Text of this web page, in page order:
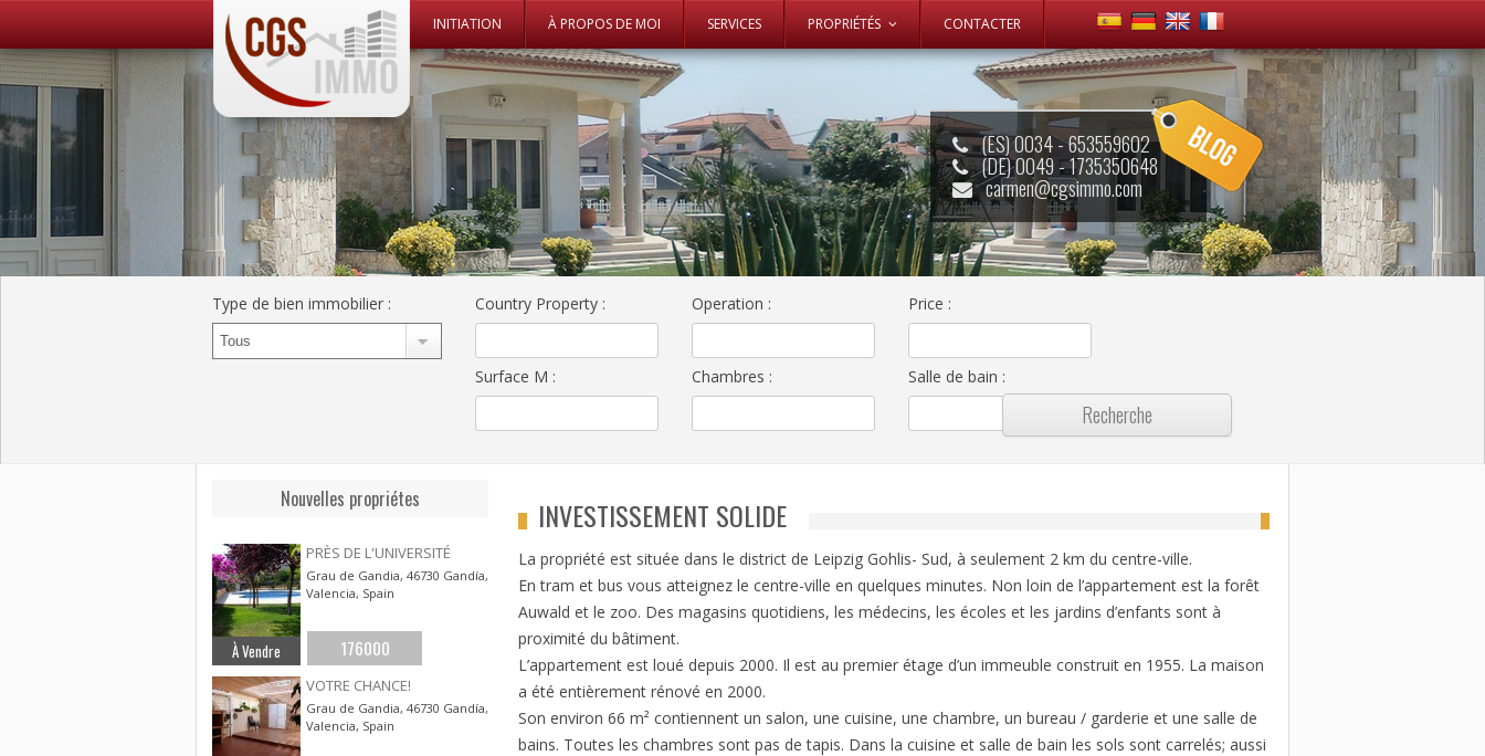
Skip to content
INITIATION À PROPOS DE MOI SERVICES PROPRIÉTÉS CONTACTER
(ES) 0034 - 653559602
(DE) 0049 - 1735350648
carmen@cgsimmo.com
CGS Immo
CGS Immo Web
Type de bien immobilier : Country Property : Operation : Price :
Surface M : Chambres : Salle de bain :
INVESTISSEMENT SOLIDE
La propriété est située dans le district de Leipzig Gohlis- Sud, à seulement 2 km du centre-ville.
En tram et bus vous atteignez le centre-ville en quelques minutes. Non loin de l’appartement est la forêt
Auwald et le zoo. Des magasins quotidiens, les médecins, les écoles et les jardins d’enfants sont à
proximité du bâtiment.
L’appartement est loué depuis 2000. Il est au premier étage d’un immeuble construit en 1955. La maison
a été entièrement rénové en 2000.
Son environ 66 m² contiennent un salon, une cuisine, une chambre, un bureau / garderie et une salle de
bains. Toutes les chambres sont pas de tapis. Dans la cuisine et salle de bain les sols sont carrelés; aussi
Nouvelles propriétes
PRÈS DE L'UNIVERSITÉ
Grau de Gandia, 46730 Gandía,
Valencia, Spain
À Vendre 176000
VOTRE CHANCE!
Grau de Gandia, 46730 Gandía,
Valencia, Spain